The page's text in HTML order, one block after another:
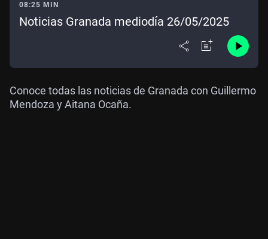
08:25 MIN
Noticias Granada mediodía 26/05/2025
Conoce todas las noticias de Granada con Guillermo
Mendoza y Aitana Ocaña.